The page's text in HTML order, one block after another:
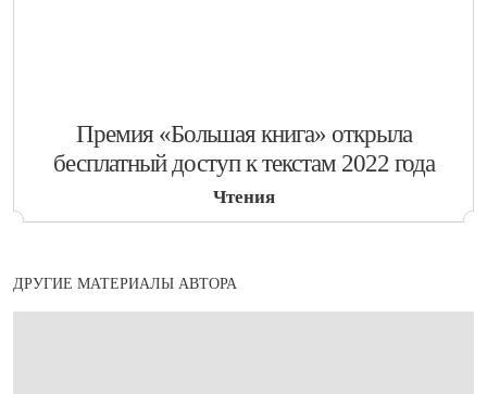
​Премия «Большая книга» открыла
бесплатный доступ к текстам 2022 года
Чтения
ДРУГИЕ МАТЕРИАЛЫ АВТОРА